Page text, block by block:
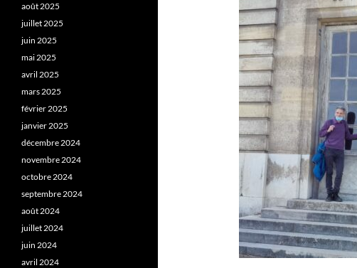
août 2025
juillet 2025
juin 2025
mai 2025
avril 2025
mars 2025
février 2025
janvier 2025
décembre 2024
novembre 2024
octobre 2024
septembre 2024
août 2024
juillet 2024
juin 2024
avril 2024